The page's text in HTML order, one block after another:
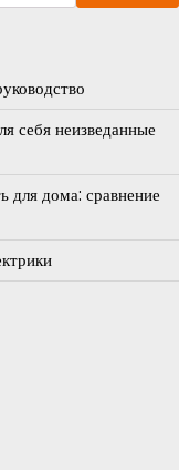
себя неизведанные
дома: сравнение